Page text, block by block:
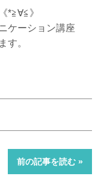
*≧∀≦》
ケーション講座
す。
前の記事を読む »